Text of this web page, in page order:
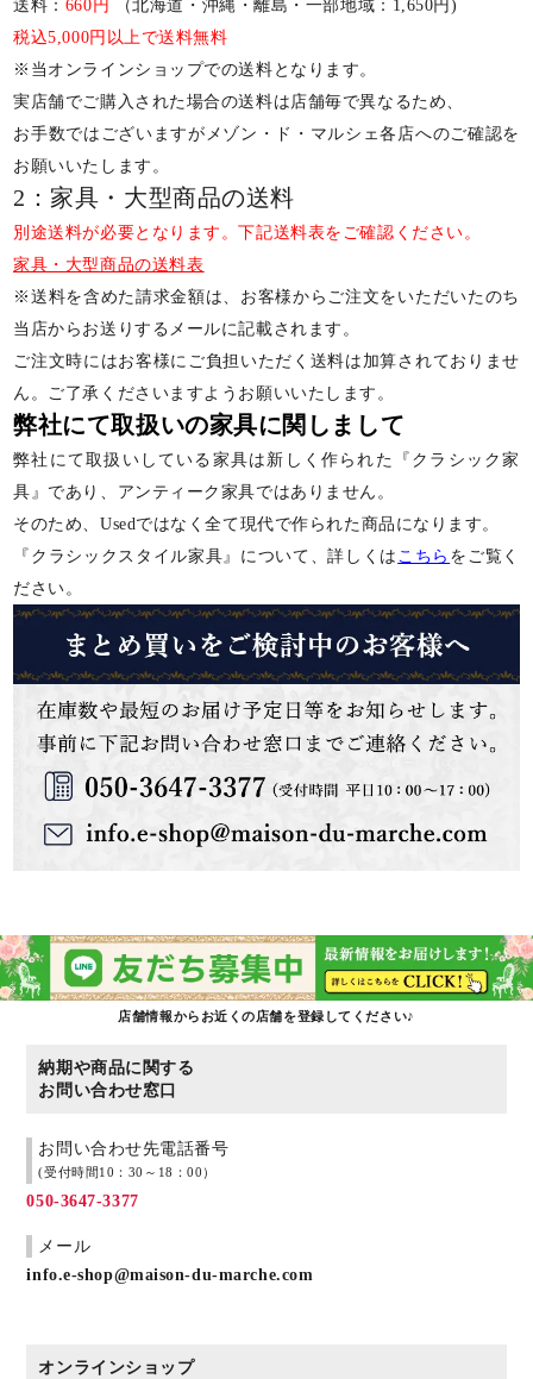
送料： 660円
（北海道・沖縄・離島・一部地域：1,650円)
税込5,000円以上で送料無料
※当オンラインショップでの送料となります。
実店舗でご購入された場合の送料は店舗毎で異なるため、
お手数ではございますがメゾン・ド・マルシェ各店へのご確認を
お願いいたします。
2：家具・大型商品の送料
別途送料が必要となります。下記送料表をご確認ください。
家具・大型商品の送料表
※送料を含めた請求金額は、お客様からご注文をいただいたのち
当店からお送りするメールに記載されます。
ご注文時にはお客様にご負担いただく送料は加算されておりませ
ん。ご了承くださいますようお願いいたします。
弊社にて取扱いの家具に関しまして
弊社にて取扱いしている家具は新しく作られた『クラシック家
具』であり、アンティーク家具ではありません。
そのため、Usedではなく全て現代で作られた商品になります。
『クラシックスタイル家具』について、詳しくは こちら をご覧く
ださい。
店舗情報からお近くの店舗を登録してください♪
納期や商品に関する
お問い合わせ窓口
お問い合わせ先電話番号
(受付時間10：30～18：00）
050-3647-3377
メール
info.e-shop@maison-du-marche.com
オンラインショップ